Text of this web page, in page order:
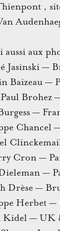
,
aussi aux
Jasinski —
Baizeau —
Brohez
—
Chancel
Cron —
—
Drèse —
Herbet —
Kidel — UK